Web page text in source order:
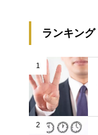
ランキング
1
2